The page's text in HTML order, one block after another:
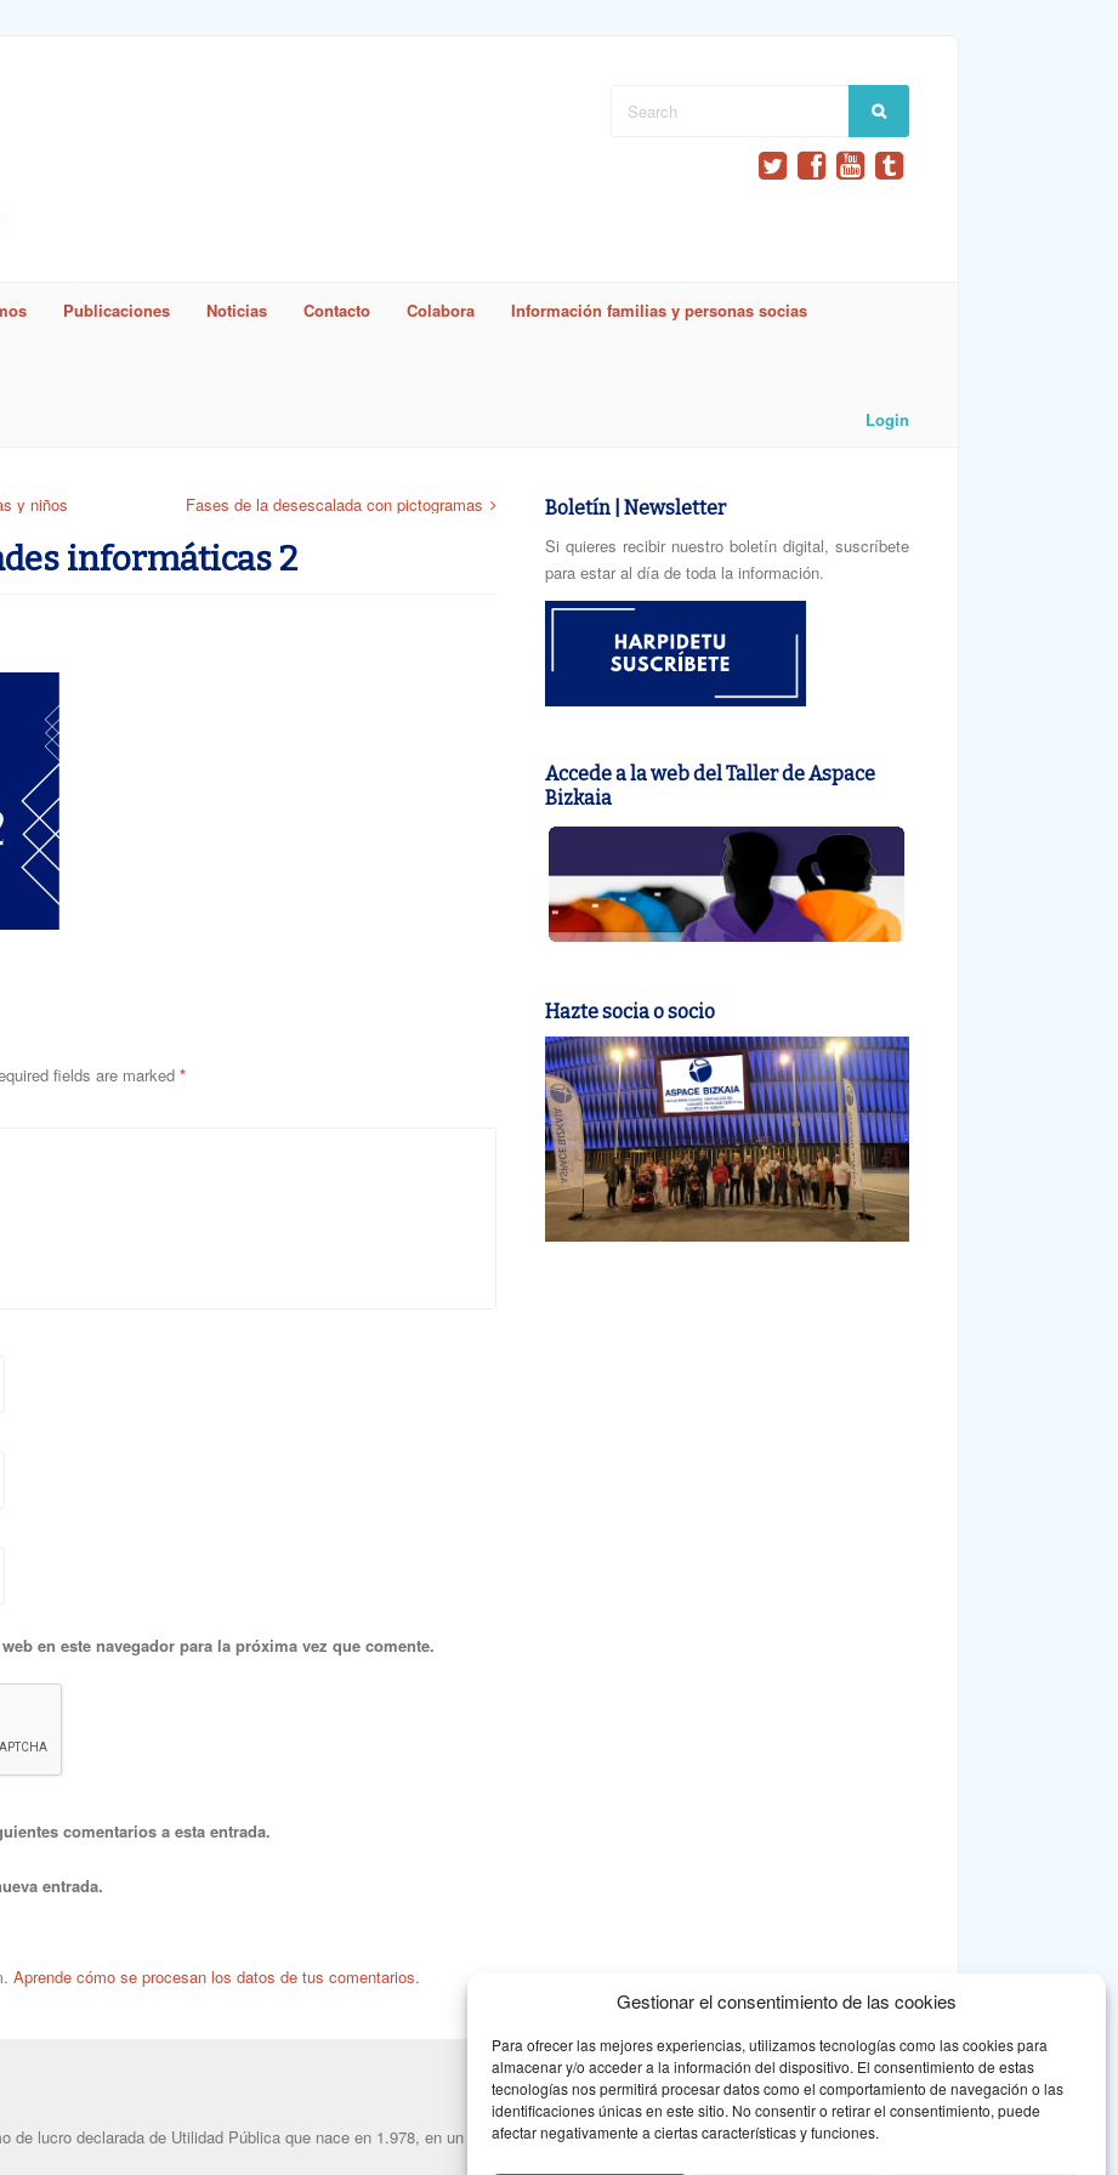
Gestionar el consentimiento de las cookies
Para ofrecer las mejores experiencias, utilizamos tecnologías como las cookies para
almacenar y/o acceder a la información del dispositivo. El consentimiento de estas
tecnologías nos permitirá procesar datos como el comportamiento de navegación o las
identificaciones únicas en este sitio. No consentir o retirar el consentimiento, puede
afectar negativamente a ciertas características y funciones.
Publicaciones Noticias Contacto Colabora Información familias y personas socias
Login
y niños Fases de la desescalada con pictogramas
informáticas 2
fields are marked *
en este navegador para la próxima vez que comente.
comentarios a esta entrada.
entrada.
Aprende cómo se procesan los datos de tus comentarios.
Boletín | Newsletter
Si quieres recibir nuestro boletín digital, suscríbete
para estar al día de toda la información.
Accede a la web del Taller de Aspace
Bizkaia
Hazte socia o socio
lucro declarada de Utilidad Pública que nace en 1.978, en un intento de dar una respuesta asociativa a la problemática de la